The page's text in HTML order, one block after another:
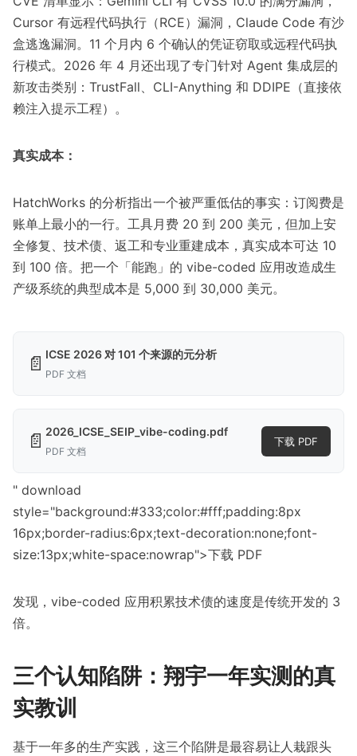
Cursor 有远程代码执行（RCE）漏洞，Claude Code 有沙
盒逃逸漏洞。11 个月内 6 个确认的凭证窃取或远程代码执
行模式。2026 年 4 月还出现了专门针对 Agent 集成层的
新攻击类别：TrustFall、CLI-Anything 和 DDIPE（直接依
赖注入提示工程）。
真实成本：
HatchWorks 的分析指出一个被严重低估的事实：订阅费是
账单上最小的一行。工具月费 20 到 200 美元，但加上安
全修复、技术债、返工和专业重建成本，真实成本可达 10
到 100 倍。把一个「能跑」的 vibe-coded 应用改造成生
产级系统的典型成本是 5,000 到 30,000 美元。
📄 ICSE 2026 对 101 个来源的元分析
PDF 文档
📄 2026_ICSE_SEIP_vibe-coding.pdf
PDF 文档
下载 PDF
" download
style="background:#333;color:#fff;padding:8px
16px;border-radius:6px;text-decoration:none;font-
size:13px;white-space:nowrap">下载 PDF
发现，vibe-coded 应用积累技术债的速度是传统开发的 3
倍。
三个认知陷阱：翔宇一年实测的真
实教训
基于一年多的生产实践，这三个陷阱是最容易让人栽跟头